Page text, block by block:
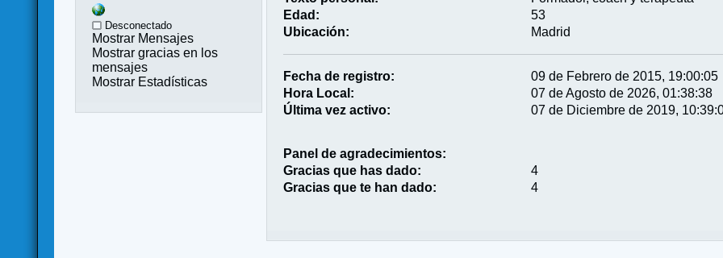
Desconectado
Mostrar Mensajes
Mostrar gracias en los
mensajes
Mostrar Estadísticas
Edad:
53
Ubicación:
Madrid
Fecha de registro:
09 de Febrero de 2015, 19:00:05
Hora Local:
07 de Agosto de 2026, 01:38:38
Última vez activo:
07 de Diciembre de 2019,
Panel de agradecimientos:
Gracias que has dado:
4
Gracias que te han dado:
4